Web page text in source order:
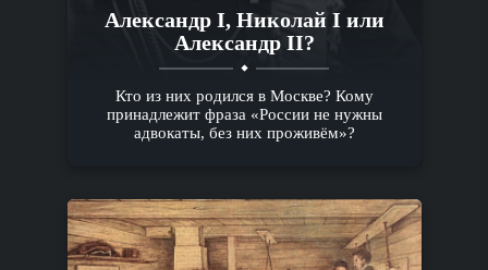
Александр I, Николай I или
Александр II?
Кто из них родился в Москве? Кому
принадлежит фраза «России не нужны
адвокаты, без них проживём»?